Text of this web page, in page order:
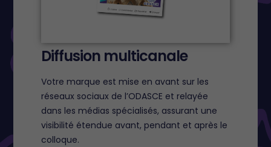
Diffusion multicanale
Votre marque est mise en avant sur les
réseaux sociaux de l’ODASCE et relayée
dans les médias spécialisés, assurant une
visibilité étendue avant, pendant et après le
colloque.